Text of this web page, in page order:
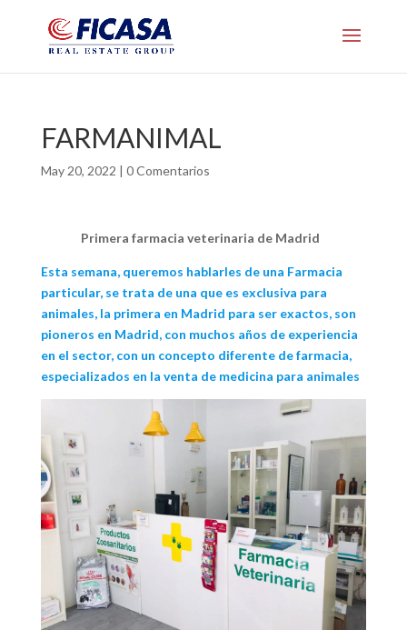
FARMANIMAL
May 20, 2022 | 0 Comentarios
Primera farmacia veterinaria de Madrid
Esta semana, queremos hablarles de una Farmacia
particular, se trata de una que es exclusiva para
animales, la primera en Madrid para ser exactos, son
pioneros en Madrid, con muchos años de experiencia
en el sector, con un concepto diferente de farmacia,
especializados en la venta de medicina para animales